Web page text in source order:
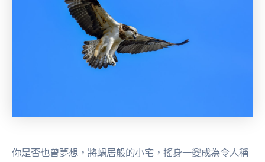
你是否也曾夢想，將蝸居般的小宅，搖身一變成為令人稱